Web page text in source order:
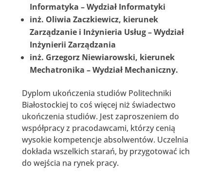
Informatyka –Wydział Informatyki
inż. Oliwia Zaczkiewicz, kierunek
Zarządzanie i Inżynieria Usług – Wydział
Inżynierii Zarządzania
inż. Grzegorz Niewiarowski, kierunek
Mechatronika –Wydział Mechaniczny.
Dyplom ukończenia studiów Politechniki
Białostockiej to coś więcej niż świadectwo
ukończenia studiów. Jest zaproszeniem do
współpracy z pracodawcami, którzy cenią
wysokie kompetencje absolwentów. Uczelnia
dokłada wszelkich starań, by przygotować ich
do wejścia na rynek pracy.